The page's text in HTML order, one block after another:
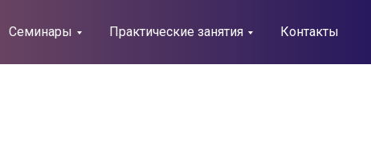
Семинары Практические занятия Контакты